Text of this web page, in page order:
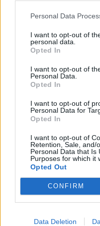
Personal Data
I want to opt-out of
personal data.
Opted In
I want to opt-out of
Personal Data.
Opted In
I want to opt-out of
Personal Data for
Opted In
I want to opt-out of
Retention, Sale, and/
Personal Data that Is
Purposes for which it
Opted Out
CONFIRM
Data Deletion
2026. augusztus 07.,
RMDSZ-es
érdekeltségi
szállt rá a